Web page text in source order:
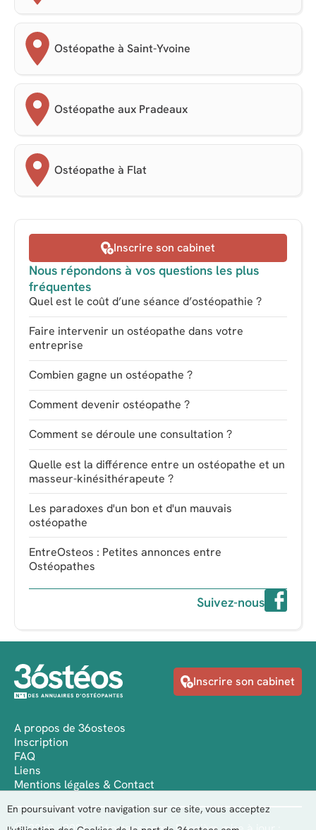
Ostéopathe à Saint-Yvoine
Ostéopathe aux Pradeaux
Ostéopathe à Flat
Inscrire son cabinet
Nous répondons à vos questions les plus
fréquentes
Quel est le coût d’une séance d’ostéopathie ?
Faire intervenir un ostéopathe dans votre
entreprise
Combien gagne un ostéopathe ?
Comment devenir ostéopathe ?
Comment se déroule une consultation ?
Quelle est la différence entre un ostéopathe et un
masseur-kinésithérapeute ?
Les paradoxes d'un bon et d'un mauvais
ostéopathe
EntreOsteos : Petites annonces entre
Ostéopathes
Suivez-nous
En poursuivant votre navigation sur ce site, vous acceptez
Inscrire son cabinet
A propos de 36osteos
Inscription
FAQ
Liens
Mentions légales & Contact